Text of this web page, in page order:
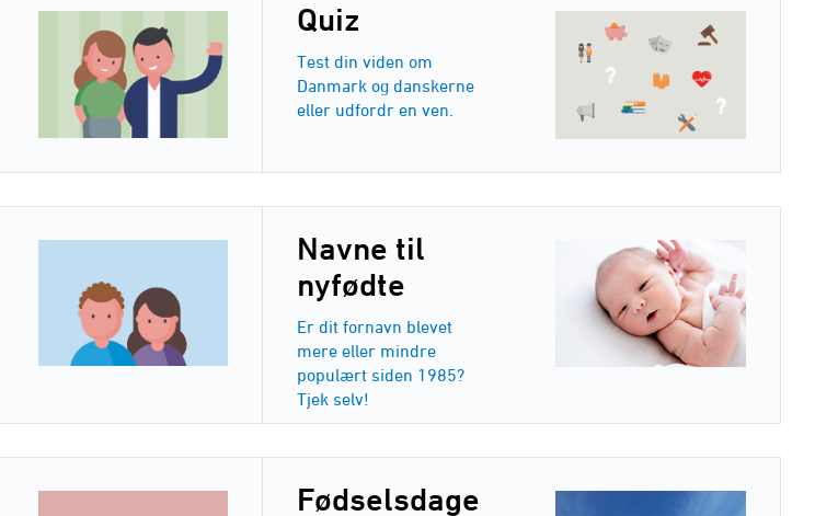
Quiz
Test din viden om
Danmark og danskerne
eller udfordr en ven.
Navne til
nyfødte
Er dit fornavn blevet
mere eller mindre
populært siden 1985?
Tjek selv!
Fødselsdage